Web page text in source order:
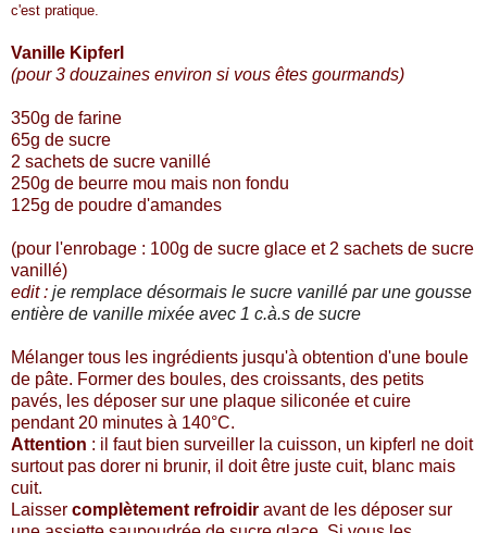
c'est pratique.
Vanille Kipferl
(pour 3 douzaines environ si vous êtes gourmands)
350g de farine
65g de sucre
2 sachets de sucre vanillé
250g de beurre mou mais non fondu
125g de poudre d'amandes
(pour l'enrobage : 100g de sucre glace et 2 sachets de sucre
vanillé)
edit : je remplace désormais le sucre vanillé par une gousse
entière de vanille mixée avec 1 c.à.s de sucre
Mélanger tous les ingrédients jusqu'à obtention d'une boule
de pâte. Former des boules, des croissants, des petits
pavés, les déposer sur une plaque siliconée et cuire
pendant 20 minutes à 140°C.
Attention : il faut bien surveiller la cuisson, un kipferl ne doit
surtout pas dorer ni brunir, il doit être juste cuit, blanc mais
cuit.
Laisser complètement refroidir avant de les déposer sur